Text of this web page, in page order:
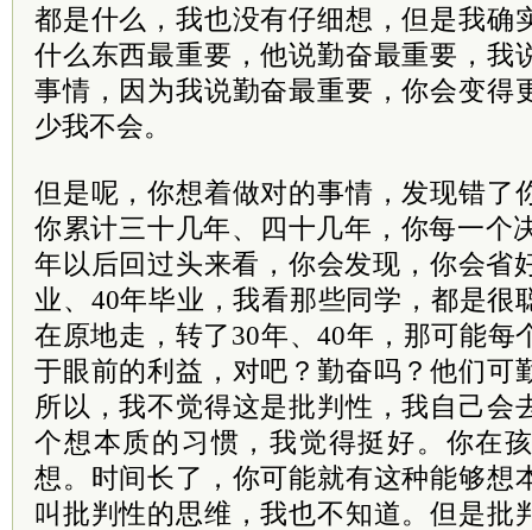
都是什么，我也没有仔细想，但是我确
什么东西最重要，他说勤奋最重要，我
事情，因为我说勤奋最重要，你会变得
少我不会。
但是呢，你想着做对的事情，发现错了
你累计三十几年、四十几年，你每一个
年以后回过头来看，你会发现，你会省
业、40年毕业，我看那些同学，都是很
在原地走，转了30年、40年，那可能每
于眼前的利益，对吧？勤奋吗？他们可
所以，我不觉得这是批判性，我自己会
个想本质的习惯，我觉得挺好。你在
想。时间长了，你可能就有这种能够想
叫批判性的思维，我也不知道。但是批